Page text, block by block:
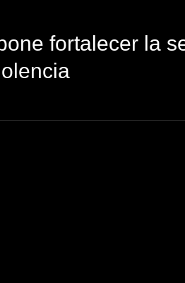
fortalecer la